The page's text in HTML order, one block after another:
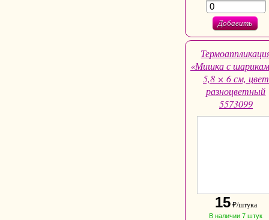
Добавить
«Мишка с
5,8 × 6 см, цвет
разноцветный
5573099
15 ₽/штука
В наличии7штук